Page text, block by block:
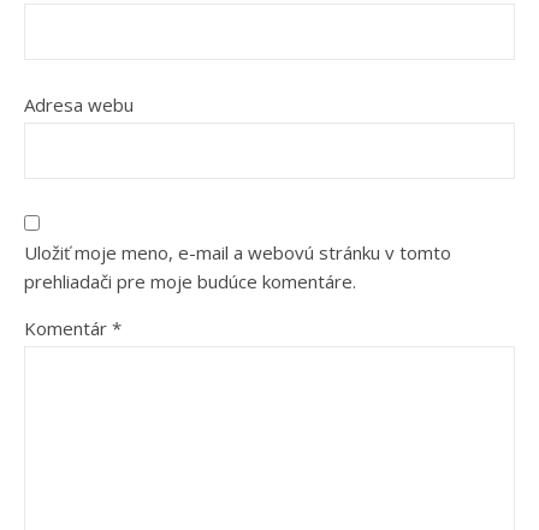
Adresa webu
Uložiť moje meno, e-mail a webovú stránku v tomto
prehliadači pre moje budúce komentáre.
Komentár *